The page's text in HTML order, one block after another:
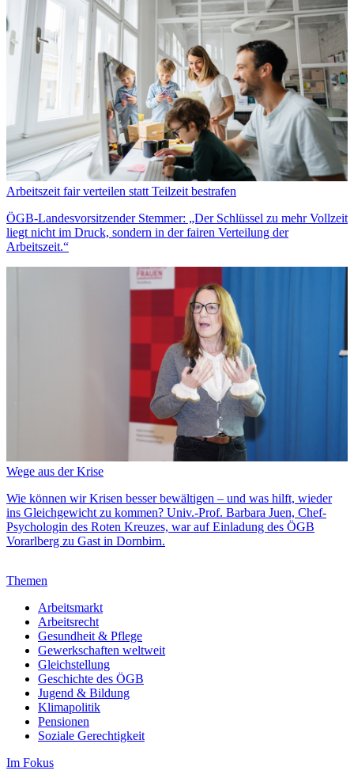
Arbeitszeit fair verteilen statt Teilzeit bestrafen
ÖGB-Landesvorsitzender Stemmer: „Der Schlüssel zu mehr Vollzeit
liegt nicht im Druck, sondern in der fairen Verteilung der
Arbeitszeit.“
Wege aus der Krise
Wie können wir Krisen besser bewältigen – und was hilft, wieder
ins Gleichgewicht zu kommen? Univ.-Prof. Barbara Juen, Chef-
Psychologin des Roten Kreuzes, war auf Einladung des ÖGB
Vorarlberg zu Gast in Dornbirn.
Themen
Arbeitsmarkt
Arbeitsrecht
Gesundheit & Pflege
Gewerkschaften weltweit
Gleichstellung
Geschichte des ÖGB
Jugend & Bildung
Klimapolitik
Pensionen
Soziale Gerechtigkeit
Im Fokus